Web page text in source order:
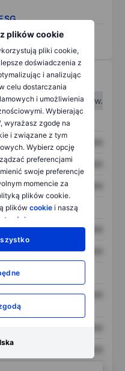
plików cookie
pliki cookie,
doświadczenia z
i analizując
celu dostarczania
i umożliwienia
Wybierając
wyrażasz zgodę na
i związane z tym
Wybierz opcję
preferencjami
swoje preferencje
momencie za
plików cookie.
plików cookiei naszą
W I kw.
W II kw.
XXXXXXX XXXXXXX
XXXXXXX XXXXXXX
XXXXXXX XXXXXXX
XXXXXXX XXXXXXX
XXXXXXX XXXXXXX
XXXXXXX XXXXXXX